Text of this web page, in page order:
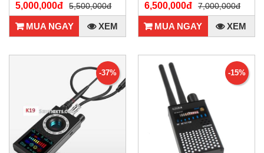
5,000,000đ 5,500,000đ
MUA NGAY XEM
6,500,000đ 7,000,000đ
MUA NGAY XEM
-37% -15%